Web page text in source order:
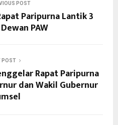
POST
Paripurna Lantik 3
PAW
POST
Rapat Paripurna
dan Wakil Gubernur